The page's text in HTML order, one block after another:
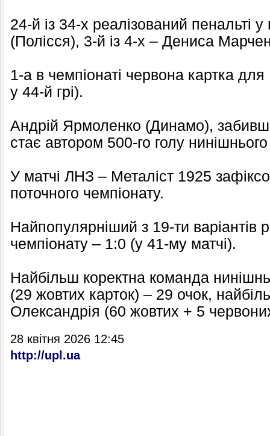
24-й із 34-х реалізований пенальті
(Полісся), 3-й із 4-х – Дениса
1-а в чемпіонаті червона картка
у 44-й грі).
Андрій Ярмоленко (Динамо),
стає автором 500-го голу
У матчі ЛНЗ – Металіст 1925
поточного чемпіонату.
Найпопулярніший з 19-ти варіантів
чемпіонату – 1:0 (у 41-му матчі).
Найбільш коректна команда
(29 жовтих карток) – 29 очок,
Олександрія (60 жовтих + 5
28 квітня 2026 12:45
http://upl.ua